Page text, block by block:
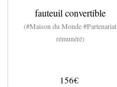
fauteuil convertible
(#Maison du Monde #Partenariat
rémunéré)
156€